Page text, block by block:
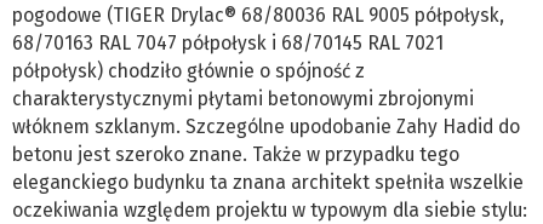
pogodowe (TIGER Drylac® 68/80036 RAL 9005 półpołysk,
68/70163 RAL 7047 półpołysk i 68/70145 RAL 7021
półpołysk) chodziło głównie o spójność z
charakterystycznymi płytami betonowymi zbrojonymi
włóknem szklanym. Szczególne upodobanie Zahy Hadid do
betonu jest szeroko znane. Także w przypadku tego
eleganckiego budynku ta znana architekt spełniła wszelkie
oczekiwania względem projektu w typowym dla siebie stylu: